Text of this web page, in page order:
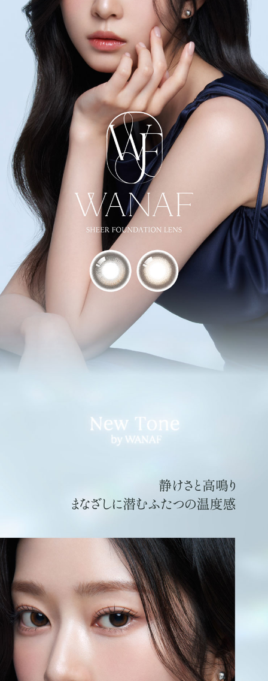
＜ブリスオーラ-BLISS AURA->
温もりを帯びた光が残すやわらかな余韻
甘さを含む艶が、視線に華やぎを添える。
＜セレングロー-SELENE GLOW->
素肌と一体化するグレースグレー
肌に溶け込むシマーな発色
静寂さに秘める
ハイライトベースで、導く透け感
＜クッショングロー-CUSHION GLOW->
ドレッシーな上品発色
レイヤリングする程色づき、
自信みなぎる印象に塗り替える
＜グラスミラー-GLASS MIRROR->
品格を醸し出すレーシィな発色
純度の高いガラスのような
透明感を瞳にコーティング
＜シャイルージュ-SHY ROUGE->
美しさをエレベートするエアリー発色